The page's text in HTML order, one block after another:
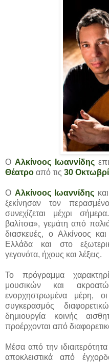
Ο Αλκίνοος Ιωαννίδης
Θέατρο από τις 30
Ο Αλκίνοος Ιωαννίδης
ξεκίνησαν τον
συνεχίζεται μέχρι
βαλίτσα», γεμάτη από
διασκευές, ο Αλκίνοος
Ελλάδα και στο
γεγονότα, ήχους και λέξεις.
Το πρόγραμμα
μουσικών και
ενορχηστρωμένα μέρη,
συγκερασμός
δημιουργία κοινής
προέρχονται από
Μέσα από την
αποκλειστικά από